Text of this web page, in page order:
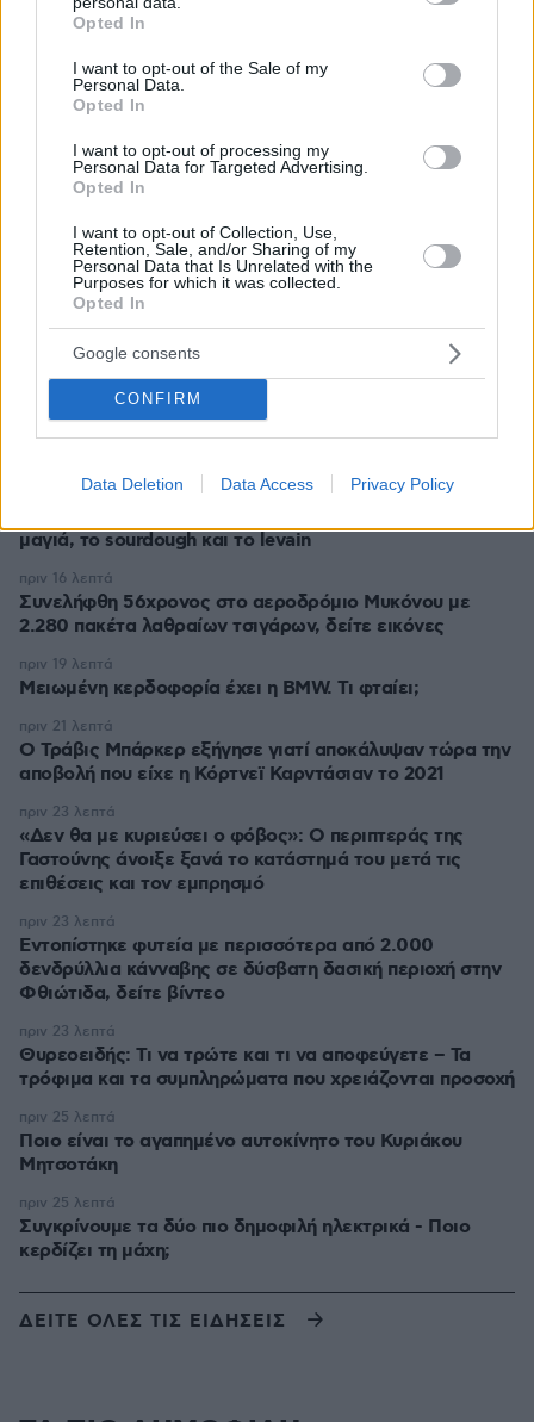
grant or deny consent to Google and its third-party tags to
use your data for below specified purposes in below Google
consent section.
Opted In
I want to opt-out of the Sale of my
Personal Data.
Opted In
I want to opt-out of processing my
Personal Data for Targeted Advertising.
Opted In
I want to opt-out of Collection, Use,
Retention, Sale, and/or Sharing of my
Personal Data that Is Unrelated with the
Purposes for which it was collected.
Opted In
Google consents
CONFIRM
Data Deletion Data Access Privacy Policy
* Υποχρεωτικά πεδία
ΡΟΗ ΕΙΔΗΣΕΩΝ
Ειδήσεις Σχολιασμένα
μαγιά, το sourdough και το levain
πριν 14 λεπτά
Συνελήφθη 56χρονος στο αεροδρόμιο Μυκόνου με
2.280 πακέτα λαθραίων τσιγάρων, δείτε εικόνες
πριν 16 λεπτά
Μειωμένη κερδοφορία έχει η BMW. Τι φταίει;
πριν 19 λεπτά
O Τράβις Μπάρκερ εξήγησε γιατί αποκάλυψαν τώρα την
αποβολή που είχε η Κόρτνεϊ Καρντάσιαν το 2021
πριν 21 λεπτά
«Δεν θα με κυριεύσει ο φόβος»: Ο περιπτεράς της
Γαστούνης άνοιξε ξανά το κατάστημά του μετά τις
επιθέσεις και τον εμπρησμό
πριν 23 λεπτά
Εντοπίστηκε φυτεία με περισσότερα από 2.000
δενδρύλλια κάνναβης σε δύσβατη δασική περιοχή στην
Φθιώτιδα, δείτε βίντεο
πριν 23 λεπτά
Θυρεοειδής: Τι να τρώτε και τι να αποφεύγετε – Τα
τρόφιμα και τα συμπληρώματα που χρειάζονται προσοχή
πριν 23 λεπτά
Ποιο είναι το αγαπημένο αυτοκίνητο του Κυριάκου
Μητσοτάκη
πριν 25 λεπτά
Συγκρίνουμε τα δύο πιο δημοφιλή ηλεκτρικά - Ποιο
κερδίζει τη μάχη;
πριν 25 λεπτά
ΔΕΙΤΕ ΟΛΕΣ ΤΙΣ ΕΙΔΗΣΕΙΣ